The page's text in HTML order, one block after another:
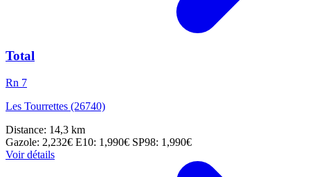
Total
Rn 7
Les Tourrettes (26740)
Distance: 14,3 km
Gazole: 2,232€ E10: 1,990€ SP98: 1,990€
Voir détails